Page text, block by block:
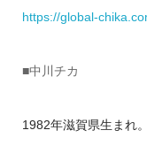
https://global-
■中川チカ
1982年滋賀県生まれ。